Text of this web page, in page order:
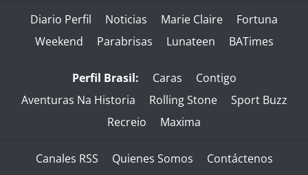
Diario Perfil Noticias Marie Claire
Fortuna
Weekend
Parabrisas Lunateen BATimes
Perfil Brasil: Caras
Contigo
Aventuras Na Historia
Rolling Stone
Sport Buzz
Recreio
Maxima
Canales RSS Quienes Somos
Contáctenos